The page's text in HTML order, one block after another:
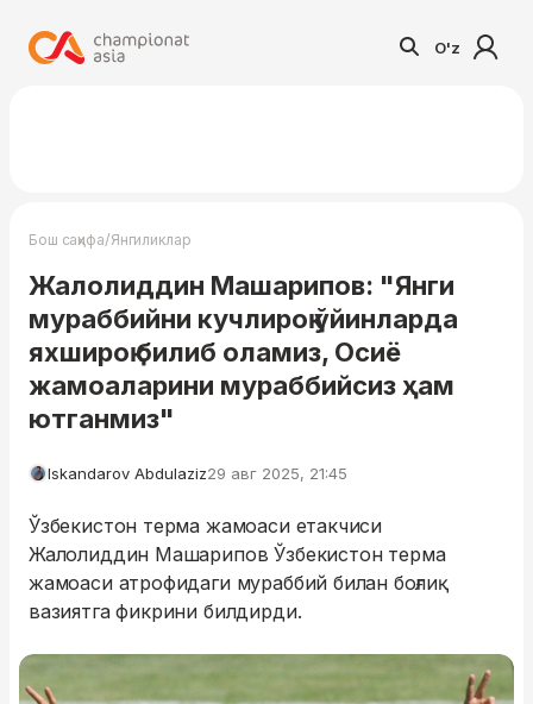
O'z
Бош саҳифа/Янгиликлар
Жалолиддин Машарипов: "Янги
мураббийни кучлироқ ўйинларда
яхшироқ билиб оламиз, Осиё
жамоаларини мураббийсиз ҳам
ютганмиз"
Iskandarov Abdulaziz29 авг 2025, 21:45
Ўзбекистон терма жамоаси етакчиси
Жалолиддин Машарипов Ўзбекистон терма
жамоаси атрофидаги мураббий билан боғлиқ
вазиятга фикрини билдирди.